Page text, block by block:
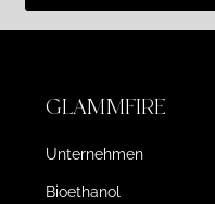
GLAMMFIRE
Unternehmen
Bioethanol